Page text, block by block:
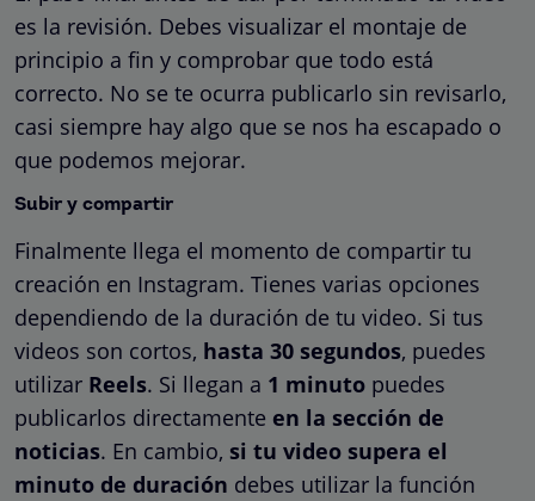
es la revisión. Debes visualizar el montaje de
principio a fin y comprobar que todo está
correcto. No se te ocurra publicarlo sin revisarlo,
casi siempre hay algo que se nos ha escapado o
que podemos mejorar.
Subir y compartir
Finalmente llega el momento de compartir tu
creación en Instagram. Tienes varias opciones
dependiendo de la duración de tu video. Si tus
videos son cortos, hasta 30 segundos, puedes
utilizar Reels. Si llegan a 1 minuto puedes
publicarlos directamente en la sección de
noticias. En cambio, si tu video supera el
minuto de duración debes utilizar la función